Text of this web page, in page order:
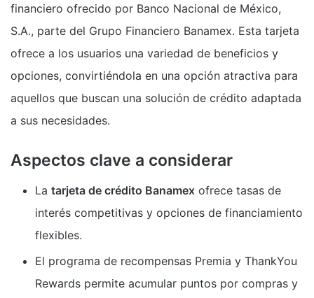
financiero ofrecido por Banco Nacional de México,
S.A., parte del Grupo Financiero Banamex. Esta tarjeta
ofrece a los usuarios una variedad de beneficios y
opciones, convirtiéndola en una opción atractiva para
aquellos que buscan una solución de crédito adaptada
a sus necesidades.
Aspectos clave a considerar
La tarjeta de crédito Banamex ofrece tasas de
interés competitivas y opciones de financiamiento
flexibles.
El programa de recompensas Premia y ThankYou
Rewards permite acumular puntos por compras y